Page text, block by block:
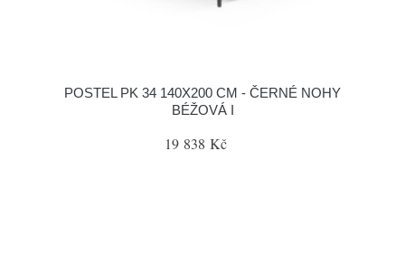
POSTEL PK 34 140X200 CM - ČERNÉ NOHY
BÉŽOVÁ I
19 838 Kč